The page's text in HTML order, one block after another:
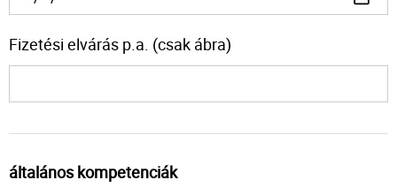
Fizetési elvárás p.a. (csak ábra)
általános kompetenciák